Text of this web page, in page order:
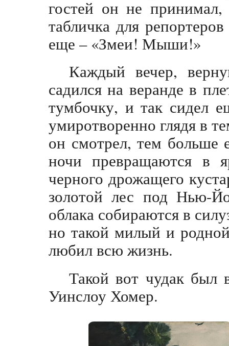
гостей он не принимал,
табличка для
еще – «Змеи! Мыши!»
Каждый вечер,
садился на веранде в
тумбочку, и так сидел
умиротворенно глядя в
он смотрел, тем больше
ночи превращаются в
черного дрожащего
золотой лес под Нью-
облака собираются в
но такой милый и
любил всю жизнь.
Такой вот чудак был
Уинслоу Хомер.